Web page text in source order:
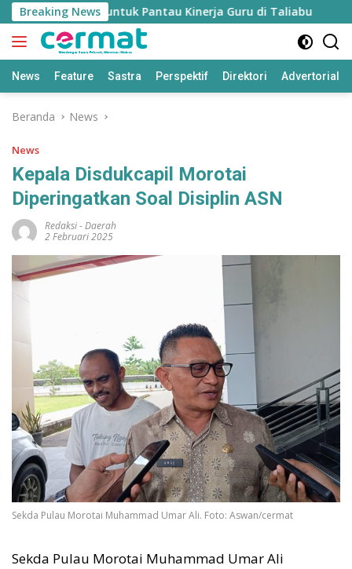
Langsung
ke
konten
Breaking News
Disiapkan untuk Pantau Kinerja Guru di Taliabu
News Feature Sastra Perspektif Direktori Advertorial
Beranda News
News
Kepala Disdukcapil Morotai
Diperingatkan Soal Disiplin ASN
Redaksi-Daerah
2 Februari 2025
Sekda Pulau Morotai Muhammad Umar Ali. Foto: Aswan/cermat
Sekda Pulau Morotai Muhammad Umar Ali